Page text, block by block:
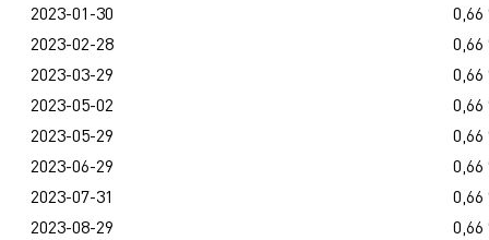
2023-01-30
0,66
2023-02-28
0,66
2023-03-29
0,66
2023-05-02
0,66
2023-05-29
0,66
2023-06-29
0,66
2023-07-31
0,66
2023-08-29
0,66